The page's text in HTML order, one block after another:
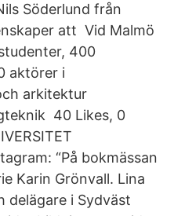
Söderlund från
att Vid Malmö
400
aktörer i
arkitektur
40 Likes, 0
“På bokmässan
Karin Grönvall. Lina
delägare i Sydväst